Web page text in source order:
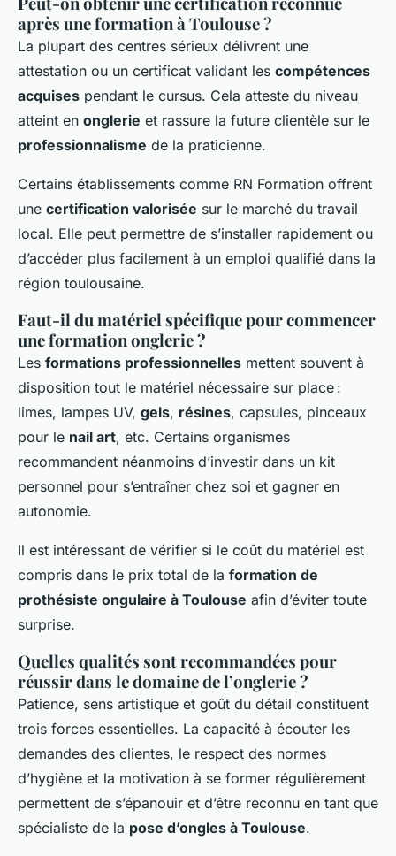
après une formation à Toulouse ?
La plupart des centres sérieux délivrent une
attestation ou un certificat validant les compétences
acquises pendant le cursus. Cela atteste du niveau
atteint en onglerie et rassure la future clientèle sur le
professionnalisme de la praticienne.
Certains établissements comme RN Formation offrent
une certification valorisée sur le marché du travail
local. Elle peut permettre de s’installer rapidement ou
d’accéder plus facilement à un emploi qualifié dans la
région toulousaine.
Faut-il du matériel spécifique pour commencer
une formation onglerie ?
Les formations professionnelles mettent souvent à
disposition tout le matériel nécessaire sur place :
limes, lampes UV, gels, résines, capsules, pinceaux
pour le nail art, etc. Certains organismes
recommandent néanmoins d’investir dans un kit
personnel pour s’entraîner chez soi et gagner en
autonomie.
Il est intéressant de vérifier si le coût du matériel est
compris dans le prix total de la formation de
prothésiste ongulaire à Toulouse afin d’éviter toute
surprise.
Quelles qualités sont recommandées pour
réussir dans le domaine de l’onglerie ?
Patience, sens artistique et goût du détail constituent
trois forces essentielles. La capacité à écouter les
demandes des clientes, le respect des normes
d’hygiène et la motivation à se former régulièrement
permettent de s’épanouir et d’être reconnu en tant que
spécialiste de la pose d’ongles à Toulouse.